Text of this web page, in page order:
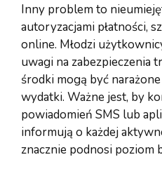
Inny problem to
autoryzacjami płatności,
online. Młodzi
uwagi na zabezpieczenia
środki mogą być
wydatki. Ważne jest, by
powiadomień SMS lub
informują o każdej
znacznie podnosi poziom